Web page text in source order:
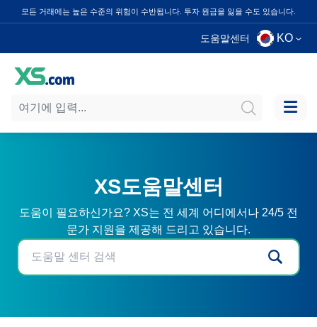
모든 거래에는 높은 수준의 위험이 수반됩니다. 투자 원금을 잃을 수도 있습니다.
도움말센터 KO
XS도움말센터
도움이 필요하신가요? XS는 전 세계 어디에서나 24/5 전
문가 지원을 제공해 드리고 있습니다.